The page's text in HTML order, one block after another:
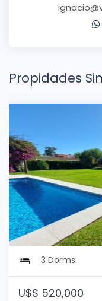
Propidades
3 Dorms.
U$S 520,000